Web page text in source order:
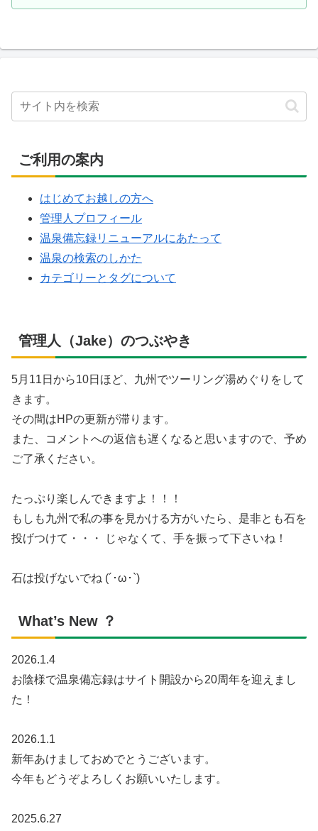
ご利用の案内
はじめてお越しの方へ
管理人プロフィール
温泉備忘録リニューアルにあたって
温泉の検索のしかた
カテゴリーとタグについて
管理人（Jake）のつぶやき
5月11日から10日ほど、九州でツーリング湯めぐりをして
きます。
その間はHPの更新が滞ります。
また、コメントへの返信も遅くなると思いますので、予め
ご了承ください。
たっぷり楽しんできますよ！！！
もしも九州で私の事を見かける方がいたら、是非とも石を
投げつけて・・・ じゃなくて、手を振って下さいね！
石は投げないでね (´･ω･`)
What’s New ？
2026.1.4
お陰様で温泉備忘録はサイト開設から20周年を迎えまし
た！
2026.1.1
新年あけましておめでとうございます。
今年もどうぞよろしくお願いいたします。
2025.6.27